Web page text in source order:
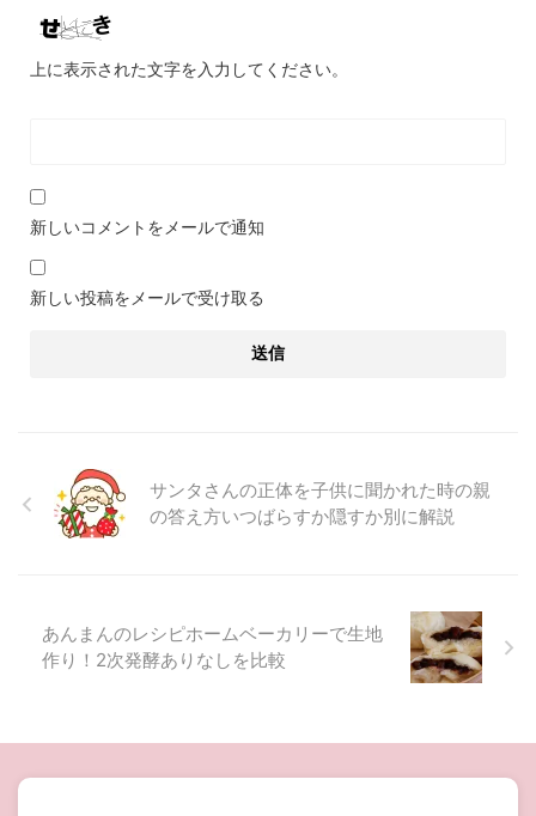
上に表示された文字を入力してください。
新しいコメントをメールで通知
新しい投稿をメールで受け取る
サンタさんの正体を子供に聞かれた時の親
の答え方いつばらすか隠すか別に解説
あんまんのレシピホームベーカリーで生地
作り！2次発酵ありなしを比較